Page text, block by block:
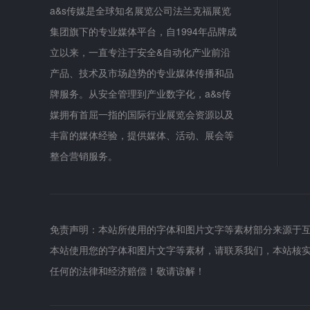
a&s传媒是全球知名展览公司法兰克福展览
集团旗下的专业媒体平台，自1994年品牌成
立以来，一直专注于安全&自动化产业前沿
产品、技术及市场趋势的专业媒体传播和品
牌服务。从安全管理到产业数字化，a&s传
媒拥有首屈一指的国际行业展览会资源以及
丰富的媒体经验，提供媒体、活动、展会等
整合营销服务。
免责声明：本站所使用的字体和图片文字等素材部分来源
本站使用您的字体和图片文字等素材，请联系我们，本站
任何的法律和经济赔偿！敬请谅解！